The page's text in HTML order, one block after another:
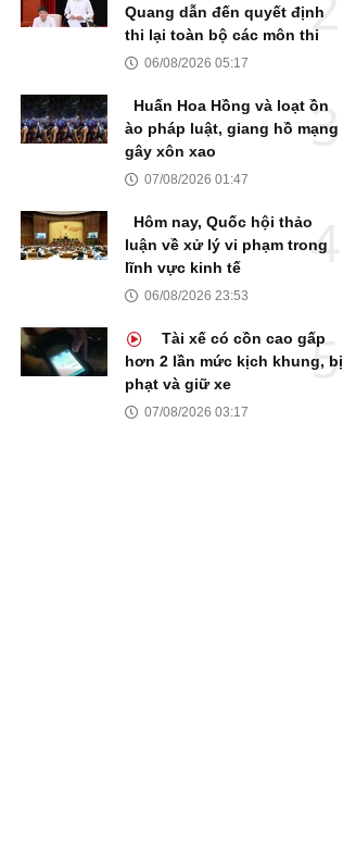
Quang dẫn đến quyết định
thi lại toàn bộ các môn thi
06/08/2026 05:17
Huấn Hoa Hồng và loạt ồn
ào pháp luật, giang hồ mạng
gây xôn xao
07/08/2026 01:47
Hôm nay, Quốc hội thảo
luận về xử lý vi phạm trong
lĩnh vực kinh tế
06/08/2026 23:53
Tài xế có cồn cao gấp
hơn 2 lần mức kịch khung, bị
phạt và giữ xe
07/08/2026 03:17